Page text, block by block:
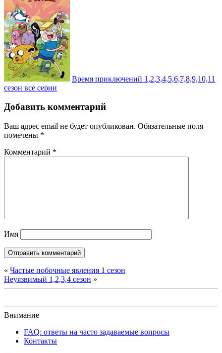
Время приключений 1,2,3,4,5,6,7,8,9,10,11
сезон все серии
Добавить комментарий
Ваш адрес email не будет опубликован. Обязательные поля
помечены *
Комментарий *
Имя
« Частые побочные явления 1 сезон
Неуязвимый 1,2,3,4 сезон »
Внимание
FAQ: ответы на часто задаваемые вопросы
Контакты